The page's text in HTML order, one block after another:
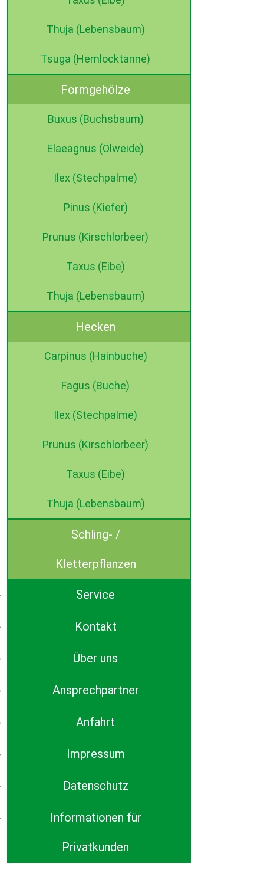
Thuja (Lebensbaum)
Tsuga (Hemlocktanne)
Formgehölze
Buxus (Buchsbaum)
Elaeagnus (Ölweide)
Ilex (Stechpalme)
Pinus (Kiefer)
Prunus (Kirschlorbeer)
Taxus (Eibe)
Thuja (Lebensbaum)
Hecken
Carpinus (Hainbuche)
Fagus (Buche)
Ilex (Stechpalme)
Prunus (Kirschlorbeer)
Taxus (Eibe)
Thuja (Lebensbaum)
Schling- /
Kletterpflanzen
Service
Kontakt
Über uns
Ansprechpartner
Anfahrt
Impressum
Datenschutz
Informationen für
Privatkunden